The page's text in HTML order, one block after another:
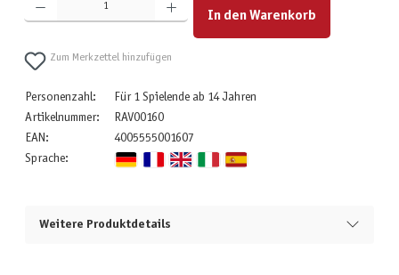
In den Warenkorb
Zum Merkzettel hinzufügen
Personenzahl:
Für 1 Spielende ab 14 Jahren
Artikelnummer:
RAV00160
EAN:
4005555001607
Sprache:
Weitere Produktdetails